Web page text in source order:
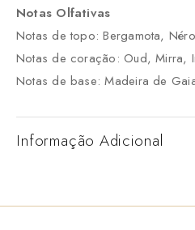
Notas Olfativas
Notas de topo: Bergamota,
Notas de coração: Oud, Mirra,
Notas de base: Madeira de
Informação Adicional